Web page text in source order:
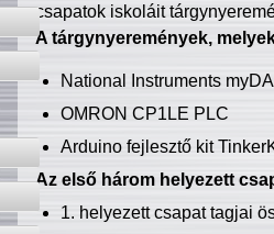
csapatok iskoláit
A tárgynyeremények,
National Instruments
OMRON CP1LE PLC
Arduino fejlesztő kit
Az első három helyezett
1. helyezett csapat tagjai